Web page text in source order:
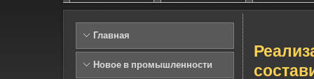
Главная
Новое в промышленности